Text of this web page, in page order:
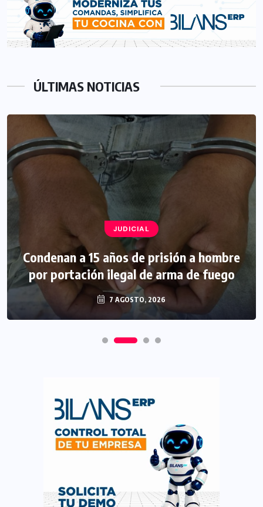
ÚLTIMAS NOTICIAS
JUDICIAL
Condenan a 15 años de prisión a hombre
por portación ilegal de arma de fuego
7 AGOSTO, 2026